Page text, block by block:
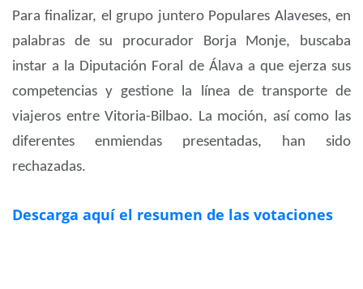
Para finalizar, el grupo juntero Populares Alaveses, en
palabras de su procurador Borja Monje, buscaba
instar a la Diputación Foral de Álava a que ejerza sus
competencias y gestione la línea de transporte de
viajeros entre Vitoria-Bilbao. La moción, así como las
diferentes enmiendas presentadas, han sido
rechazadas.
Descarga aquí el resumen de las votaciones